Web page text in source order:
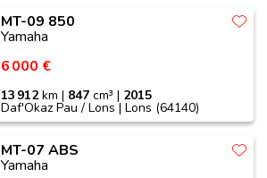
MT-09 850
Yamaha
6 000 €
13 912km | 847 cm³ | 2015
Daf'Okaz Pau / Lons | Lons (64140)
MT-07 ABS
Yamaha